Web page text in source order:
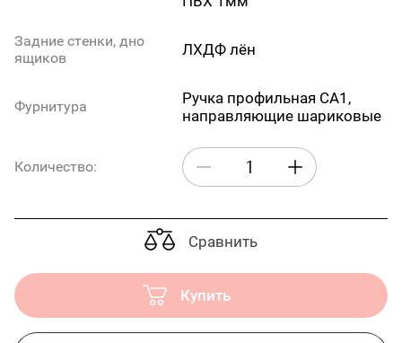
Задние стенки, дно
ящиков
ЛХДФ лён
Фурнитура
Ручка профильная СА1,
направляющие шариковые
Количество:
Сравнить
Купить